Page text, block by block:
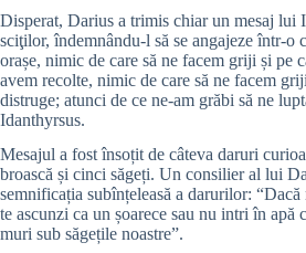
Disperat, Darius a trimis chiar un mesaj lui
sciţilor, îndemnându-l să se angajeze într-o
orașe, nimic de care să ne facem griji și pe
avem recolte, nimic de care să ne facem
distruge; atunci de ce ne-am grăbi să ne
Idanthyrsus.
Mesajul a fost însoțit de câteva daruri
broască și cinci săgeți. Un consilier al lui
semnificația subînțeleasă a darurilor:
te ascunzi ca un șoarece sau nu intri în apă
muri sub săgețile noastre”.